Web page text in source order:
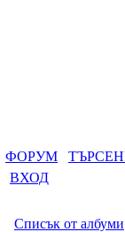
ФОРУМ
ВХОД
Списък от албуми